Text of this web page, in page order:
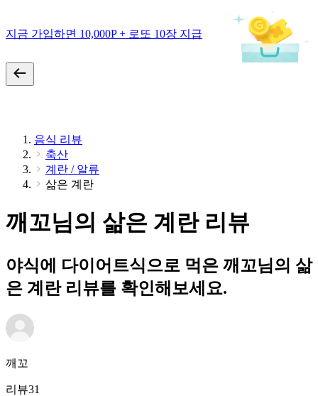
지금 가입하면 10,000P + 로또 10장 지급
음식 리뷰
축산
계란 / 알류
삶은 계란
깨꼬님의 삶은 계란 리뷰
야식에 다이어트식으로 먹은 깨꼬님의 삶
은 계란 리뷰를 확인해보세요.
깨꼬
리뷰31